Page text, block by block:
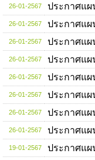
26-01-2567 ประกาศแผ
26-01-2567 ประกาศแผ
26-01-2567 ประกาศแผ
26-01-2567 ประกาศแผ
26-01-2567 ประกาศแผ
26-01-2567 ประกาศแผ
26-01-2567 ประกาศแผ
26-01-2567 ประกาศแผ
19-01-2567 ประกาศแผ